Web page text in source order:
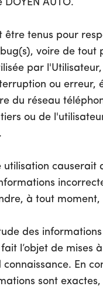
AUTO.
être tenus pour
voire de tout
par l'Utilisateur,
ou erreur,
du réseau
ou de
causerait
à tout
des
l’objet de mises
En
sont